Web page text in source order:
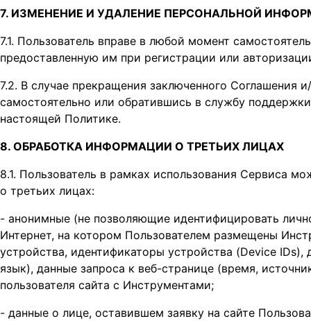
7. ИЗМЕНЕНИЕ И УДАЛЕНИЕ ПЕРСОНАЛЬНОЙ
7.1. Пользователь вправе в любой момент
предоставленную им при регистрации или
7.2. В случае прекращения заключенного Соглашения
самостоятельно или обратившись в службу
настоящей Политике.
8. ОБРАБОТКА ИНФОРМАЦИИ О ТРЕТЬИХ ЛИЦАХ
8.1. Пользователь в рамках использования Сервиса
о третьих лицах:
- анонимные (не позволяющие идентифицировать
Интернет, на котором Пользователем размещены
устройства, идентификаторы устройства (Device
язык), данные запроса к веб-странице (время,
пользователя сайта с Инструментами;
- данные о лице, оставившем заявку на сайте